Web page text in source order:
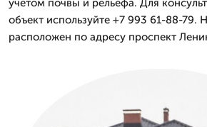
учетом почвы и рельефа. Для
объект используйте +7 993 61-88-79.
расположен по адресу проспект